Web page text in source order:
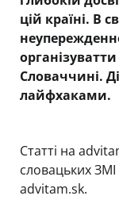
цій країні. В
Словаччині.
лайфхаками.
Статті на
словацьких
advitam.sk.